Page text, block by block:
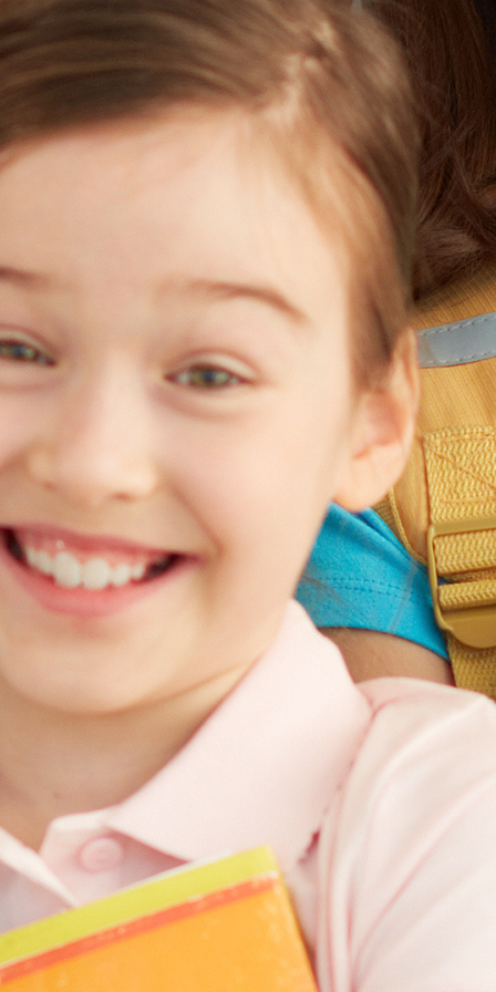
Agenda Blog Aula Virtual Contacto
CENTRO FRANCISCO ALCAIDE
Calle Francisco Alcaide, nº 22
46183, L'Eliana (Valencia)
Teléfono: 96 110 78 35
ENLACES DE INTERÉS
Contacto
Blog